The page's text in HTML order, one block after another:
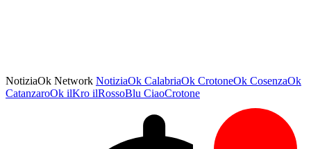
NotiziaOk Network NotiziaOk CalabriaOk CrotoneOk CosenzaOk
CatanzaroOk ilKro ilRossoBlu CiaoCrotone